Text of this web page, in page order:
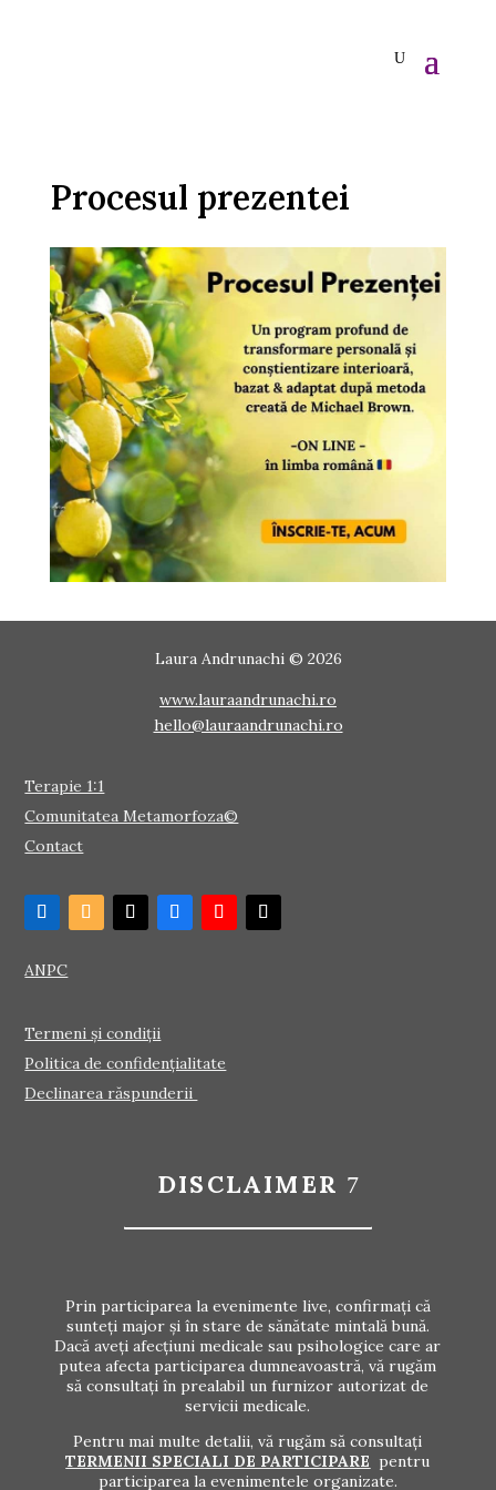
Procesul prezentei
Laura Andrunachi © 2026
www.lauraandrunachi.ro
hello@lauraandrunachi.ro
Terapie 1:1
Comunitatea Metamorfoza©
Contact
ANPC
Termeni și condiții
Politica de confidențialitate
Declinarea răspunderii
DISCLAIMER
Prin participarea la evenimente live, confirmați că
sunteți major și în stare de sănătate mintală bună.
Dacă aveți afecțiuni medicale sau psihologice care ar
putea afecta participarea dumneavoastră, vă rugăm
să consultați în prealabil un furnizor autorizat de
servicii medicale.
Pentru mai multe detalii, vă rugăm să consultați
TERMENII SPECIALI DE PARTICIPARE pentru
participarea la evenimentele organizate.